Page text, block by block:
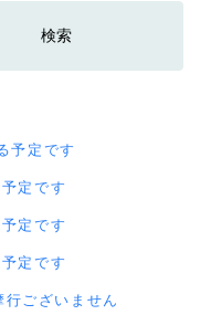
予定です
定です
定です
定です
ございません